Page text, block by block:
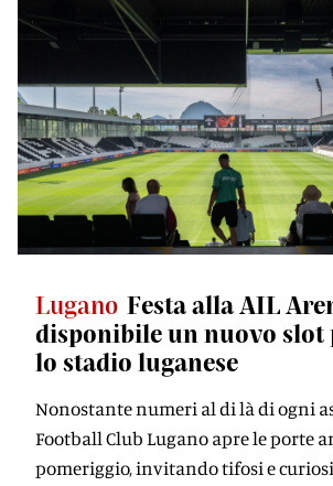
Lugano Festa alla AIL
disponibile un nuovo slot
lo stadio luganese
Nonostante numeri al di là di ogni
Football Club Lugano apre le porte
pomeriggio, invitando tifosi e curiosi